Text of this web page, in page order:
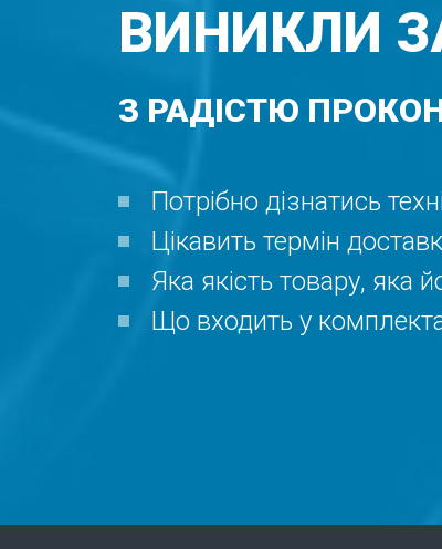
ВИНИКЛИ
З РАДІСТЮ
Потрібно дізнатись
Цікавить термін
Яка якість товару, яка
Що входить у